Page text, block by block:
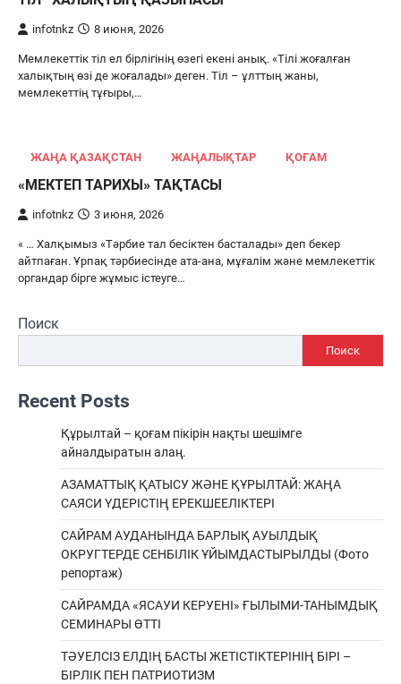
infotnkz 8 июня, 2026
Мемлекеттік тіл ел бірлігінің өзегі екені анық. «Тілі жоғалған
халықтың өзі де жоғалады» деген. Тіл – ұлттың жаны,
мемлекеттің тұғыры,…
ЖАҢА ҚАЗАҚСТАН ЖАҢАЛЫҚТАР ҚОҒАМ
«МЕКТЕП ТАРИХЫ» ТАҚТАСЫ
infotnkz 3 июня, 2026
« … Халқымыз «Тәрбие тал бесіктен басталады» деп бекер
айтпаған. Ұрпақ тәрбиесінде ата-ана, мұғалім және мемлекеттік
органдар бірге жұмыс істеуге…
Поиск
Поиск
Recent Posts
Құрылтай – қоғам пікірін нақты шешімге
айналдыратын алаң.
АЗАМАТТЫҚ ҚАТЫСУ ЖӘНЕ ҚҰРЫЛТАЙ: ЖАҢА
САЯСИ ҮДЕРІСТІҢ ЕРЕКШEЕЛІКТЕРІ
САЙРАМ АУДАНЫНДА БАРЛЫҚ АУЫЛДЫҚ
ОКРУГТЕРДЕ СЕНБІЛІК ҰЙЫМДАСТЫРЫЛДЫ (Фото
репортаж)
САЙРАМДА «ЯСАУИ КЕРУЕНІ» ҒЫЛЫМИ-ТАНЫМДЫҚ
СЕМИНАРЫ ӨТТІ
ТӘУЕЛСІЗ ЕЛДІҢ БАСТЫ ЖЕТІСТІКТЕРІНІҢ БІРІ –
БІРЛІК ПЕН ПАТРИОТИЗМ